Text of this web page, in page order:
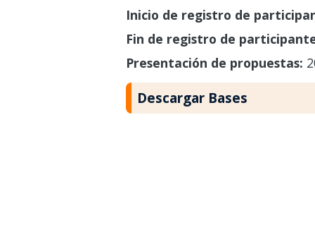
Inicio de registro de
Fin de registro de
Presentación de propuestas:
Descargar Bases